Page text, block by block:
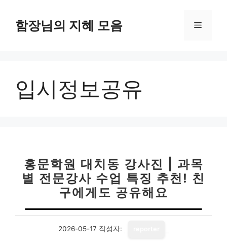
함장님의 지혜 모음 메
입시정보공유
홍문학원 대치동 강사진 | 과목
별 전문강사 수업 특징 추천! 친
구에게도 공유해요
2026-05-17 작성자: